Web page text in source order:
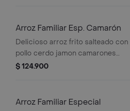
Arroz Familiar Esp. Camarón
Delicioso arroz frito salteado con
pollo cerdo jamon camarones
frescos cebollin y raices. (sugerido
$ 124.900
Arroz Familiar Especial